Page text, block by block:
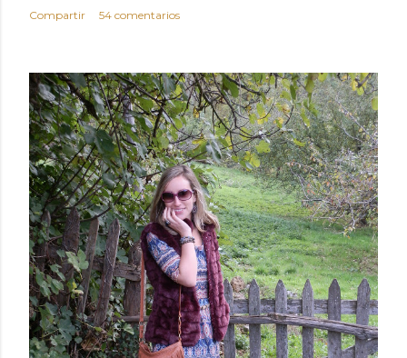
Compartir 54 comentarios